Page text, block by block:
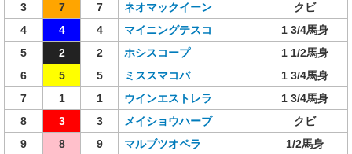
3
7 7 ネオマックイーン
クビ
4
4 4 マイニングテスコ
1 3/4馬身
5
2 2 ホシスコープ
1 1/2馬身
6
5 5 ミススマコバ
1 3/4馬身
7
1 1 ウインエストレラ
1 3/4馬身
8
3 3 メイショウハーブ
クビ
9
8 9 マルブツオペラ 1/2馬身